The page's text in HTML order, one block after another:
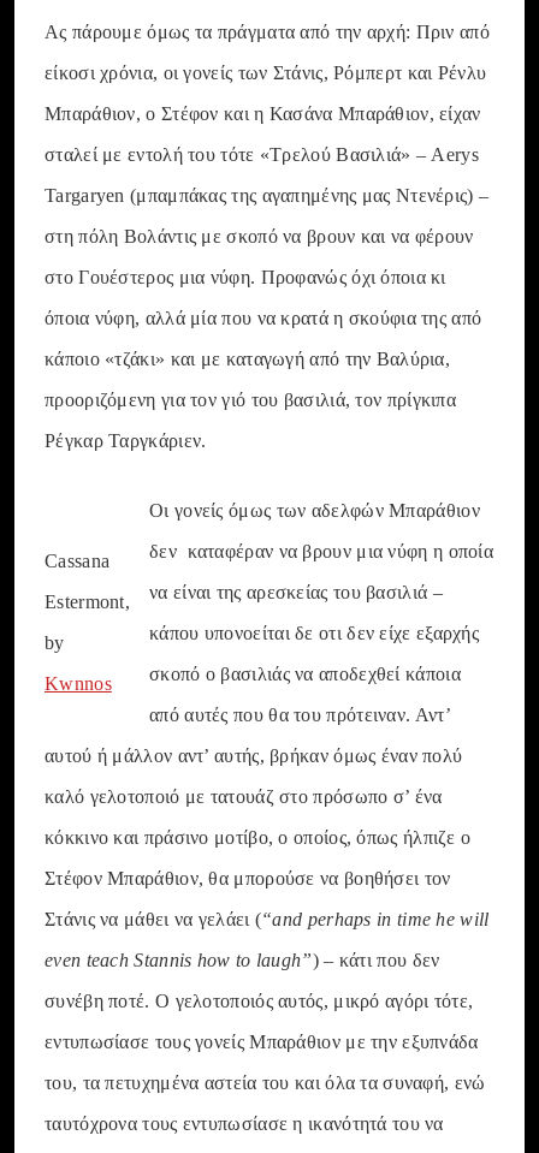
Ας πάρουμε όμως τα πράγματα από την αρχή: Πριν από
είκοσι χρόνια, οι γονείς των Στάνις, Ρόμπερτ και Ρένλυ
Μπαράθιον, ο Στέφον και η Κασάνα Μπαράθιον, είχαν
σταλεί με εντολή του τότε «Τρελού Βασιλιά» – Aerys
Targaryen (μπαμπάκας της αγαπημένης μας Ντενέρις) –
στη πόλη Βολάντις με σκοπό να βρουν και να φέρουν
στο Γουέστερος μια νύφη. Προφανώς όχι όποια κι
όποια νύφη, αλλά μία που να κρατά η σκούφια της από
κάποιο «τζάκι» και με καταγωγή από την Βαλύρια,
προοριζόμενη για τον γιό του βασιλιά, τον πρίγκιπα
Ρέγκαρ Ταργκάριεν.
Cassana
Estermont,
by
Kwnnos
Οι γονείς όμως των αδελφών Μπαράθιον
δεν καταφέραν να βρουν μια νύφη η οποία
να είναι της αρεσκείας του βασιλιά –
κάπου υπονοείται δε οτι δεν είχε εξαρχής
σκοπό ο βασιλιάς να αποδεχθεί κάποια
από αυτές που θα του πρότειναν. Αντ’
αυτού ή μάλλον αντ’ αυτής, βρήκαν όμως έναν πολύ
καλό γελοτοποιό με τατουάζ στο πρόσωπο σ’ ένα
κόκκινο και πράσινο μοτίβο, ο οποίος, όπως ήλπιζε ο
Στέφον Μπαράθιον, θα μπορούσε να βοηθήσει τον
Στάνις να μάθει να γελάει (“and perhaps in time he will
even teach Stannis how to laugh”) – κάτι που δεν
συνέβη ποτέ. Ο γελοτοποιός αυτός, μικρό αγόρι τότε,
εντυπωσίασε τους γονείς Μπαράθιον με την εξυπνάδα
του, τα πετυχημένα αστεία του και όλα τα συναφή, ενώ
ταυτόχρονα τους εντυπωσίασε η ικανότητά του να